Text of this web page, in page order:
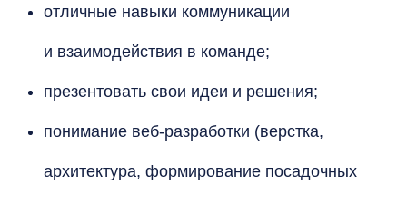
отличные навыки коммуникации
и взаимодействия в команде;
презентовать свои идеи и решения;
понимание веб-разработки (верстка,
архитектура, формирование посадочных